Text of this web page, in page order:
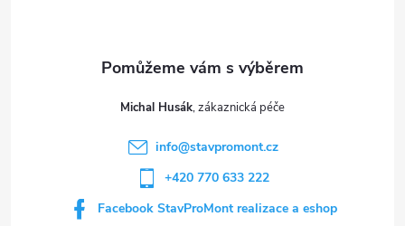
Michal Husák
info@stavpromont.cz
+420 770 633 222
Facebook StavProMont realizace a eshop